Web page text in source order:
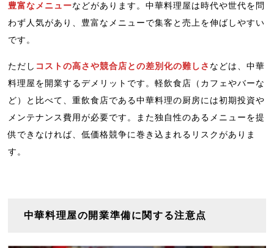
豊富なメニューなどがあります。中華料理屋は時代や世代を問
わず人気があり、豊富なメニューで集客と売上を伸ばしやすい
です。
ただし コストの高さや競合店との差別化の難しさ などは、中華
料理屋を開業するデメリットです。軽飲食店（カフェやバーな
ど）と比べて、重飲食店である中華料理の厨房には初期投資や
メンテナンス費用が必要です。また独自性のあるメニューを提
供できなければ、低価格競争に巻き込まれるリスクがありま
す。
中華料理屋の開業準備に関する注意点